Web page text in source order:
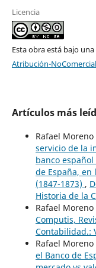
Licencia
Esta obra está bajo
Atribución-
Artículos más
Rafael
servicio de la
banco
de España,
(1847-1873) ,
Historia de la
Rafael
Computis,
Contabilidad.:
Rafael
el Banco de